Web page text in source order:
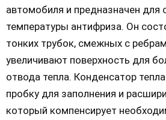
автомобиля и предназначен для
температуры антифриза. Он
тонких трубок, смежных с
увеличивают поверхность для
отвода тепла. Конденсатор
пробку для заполнения и
который компенсирует